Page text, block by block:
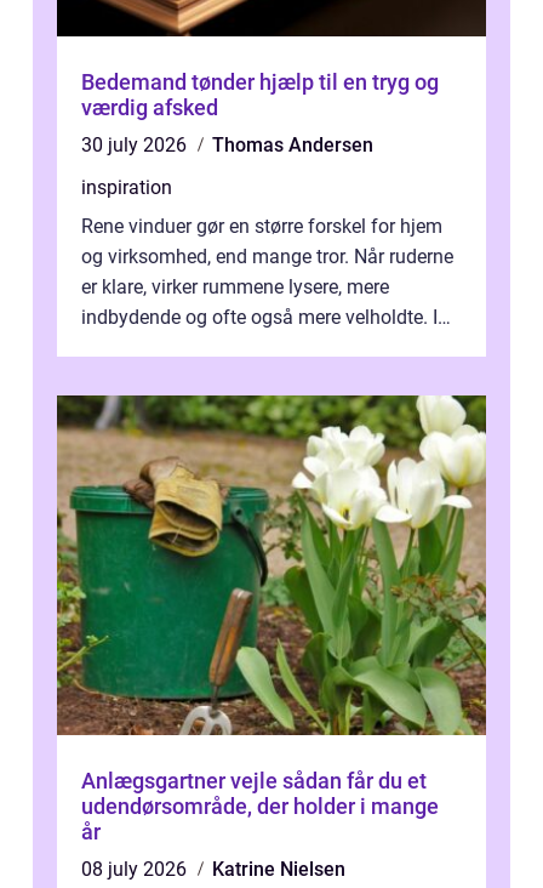
Bedemand tønder hjælp til en tryg og
værdig afsked
30 july 2026
Thomas Andersen
inspiration
Rene vinduer gør en større forskel for hjem
og virksomhed, end mange tror. Når ruderne
er klare, virker rummene lysere, mere
indbydende og ofte også mere velholdte. I
Anlægsgartner vejle sådan får du et
udendørsområde, der holder i mange
år
08 july 2026
Katrine Nielsen